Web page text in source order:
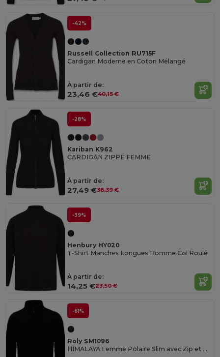
-42%
Russell Collection RU715F
Cardigan Moderne en Coton Mélangé
À partir de:
23,46 €40,15 €
-28%
Kariban K962
CARDIGAN ZIPPÉ FEMME
À partir de:
27,49 €38,39 €
-39%
Henbury HY020
T-Shirt Manches Longues Homme Col Roulé
À partir de:
14,25 €23,50 €
-61%
Roly SM1096
HIMALAYA Femme Polaire Slim avec Zip et Protection Menton